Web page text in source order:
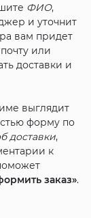
ФИО,
и уточнит
вам придет
или
доставки и
выглядит
форму по
доставки,
к
заказ».